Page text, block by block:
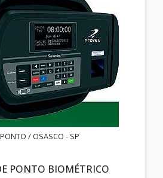
/ OSASCO - SP
PONTO BIOMÉTRICO